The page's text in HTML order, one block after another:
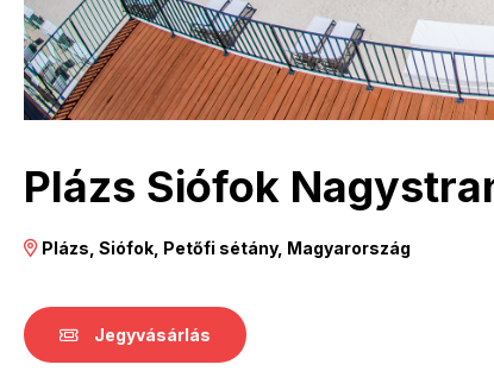
Plázs Siófok
Plázs, Siófok, Petőfi sétány, Magyarország
Jegyvásárlás